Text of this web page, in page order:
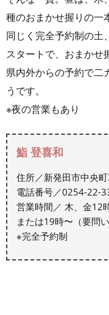
種のおまかせ握りの一
同じく完全予約制の土
スタートで、おまかせ
県内外からの予約で二
うです。
※夜の営業もあり
鮨 登喜和
住所／新発田市中央
電話番号／0254-22-
営業時間／ 木、金
または19時〜（要問い
※完全予約制